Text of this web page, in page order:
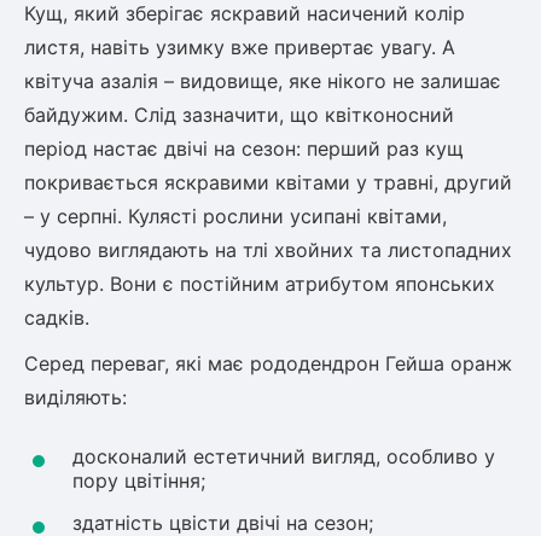
Кущ, який зберігає яскравий насичений колір
листя, навіть узимку вже привертає увагу. А
квітуча азалія – видовище, яке нікого не залишає
байдужим. Слід зазначити, що квітконосний
період настає двічі на сезон: перший раз кущ
покривається яскравими квітами у травні, другий
– у серпні. Кулясті рослини усипані квітами,
чудово виглядають на тлі хвойних та листопадних
культур. Вони є постійним атрибутом японських
садків.
Серед переваг, які має рододендрон Гейша оранж
виділяють:
досконалий естетичний вигляд, особливо у
пору цвітіння;
здатність цвісти двічі на сезон;